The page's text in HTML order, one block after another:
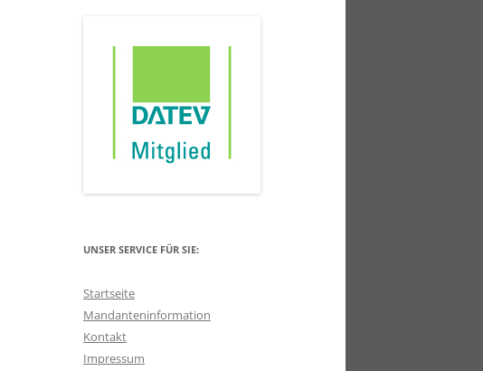
UNSER SERVICE FÜR SIE:
Startseite
Mandanteninformation
Kontakt
Impressum